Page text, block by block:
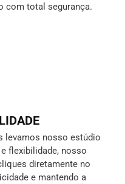
com total segurança.
levamos nosso estúdio
flexibilidade, nosso
diretamente no
e mantendo a